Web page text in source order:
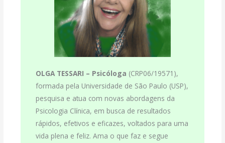
OLGA TESSARI – Psicóloga (CRP06/19571),
formada pela Universidade de São Paulo (USP),
pesquisa e atua com novas abordagens da
Psicologia Clínica, em busca de resultados
rápidos, efetivos e eficazes, voltados para uma
vida plena e feliz. Ama o que faz e segue